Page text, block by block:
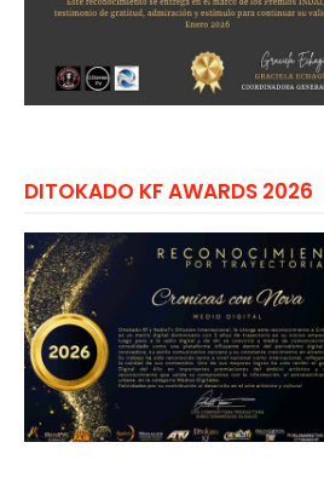
DITOKADO KF AWARDS 2026